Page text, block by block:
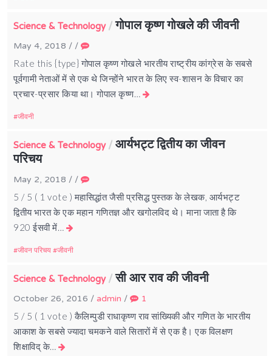
Science & Technology/गोपाल कृष्ण गोखले की जीवनी
May 4, 2018 / /
Rate this {type} गोपाल कृष्ण गोखले भारतीय राष्ट्रीय कांग्रेस के सबसे
पूर्वगामी नेताओं में से एक थे जिन्होंने भारत के लिए स्व-शासन के विचार का
प्रचार-प्रसार किया था। गोपाल कृष्ण…
जीवनी
Science & Technology/आर्यभट्ट द्वितीय का जीवन
परिचय
May 2, 2018 / /
5 / 5 ( 1 vote ) महासिद्धांत जैसी प्रसिद्ध पुस्तक के लेखक, आर्यभट्ट
द्वितीय भारत के एक महान गणितज्ञ और खगोलविद थे। माना जाता है कि
920 ईसवी में…
जीवन परिचय जीवनी
Science & Technology/सी आर राव की जीवनी
October 26, 2016 /admin / 1
5 / 5 ( 1 vote ) कैलिम्पुडी राधाकृष्ण राव सांख्यिकी और गणित के भारतीय
आकाश के सबसे ज्यादा चमकने वाले सितारों में से एक है। एक विलक्षण
शिक्षाविद् के…